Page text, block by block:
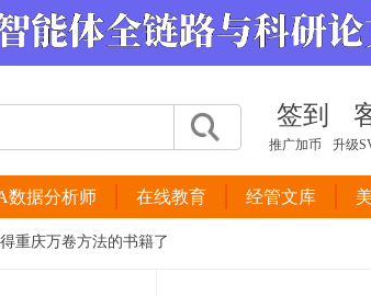
签到
推广加币
升级
数据分析师 在线教育 经管文库
重庆万卷方法的书籍了